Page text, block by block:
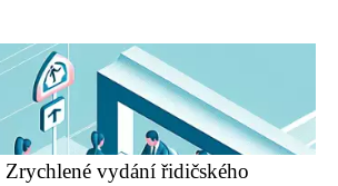
vydání řidičského